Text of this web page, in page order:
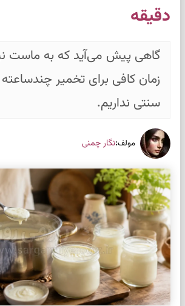
دقیقه
گاهی پیش می‌آید که به ماست
زمان کافی برای تخمیر
سنتی نداریم.
مولف:نگار چمنی